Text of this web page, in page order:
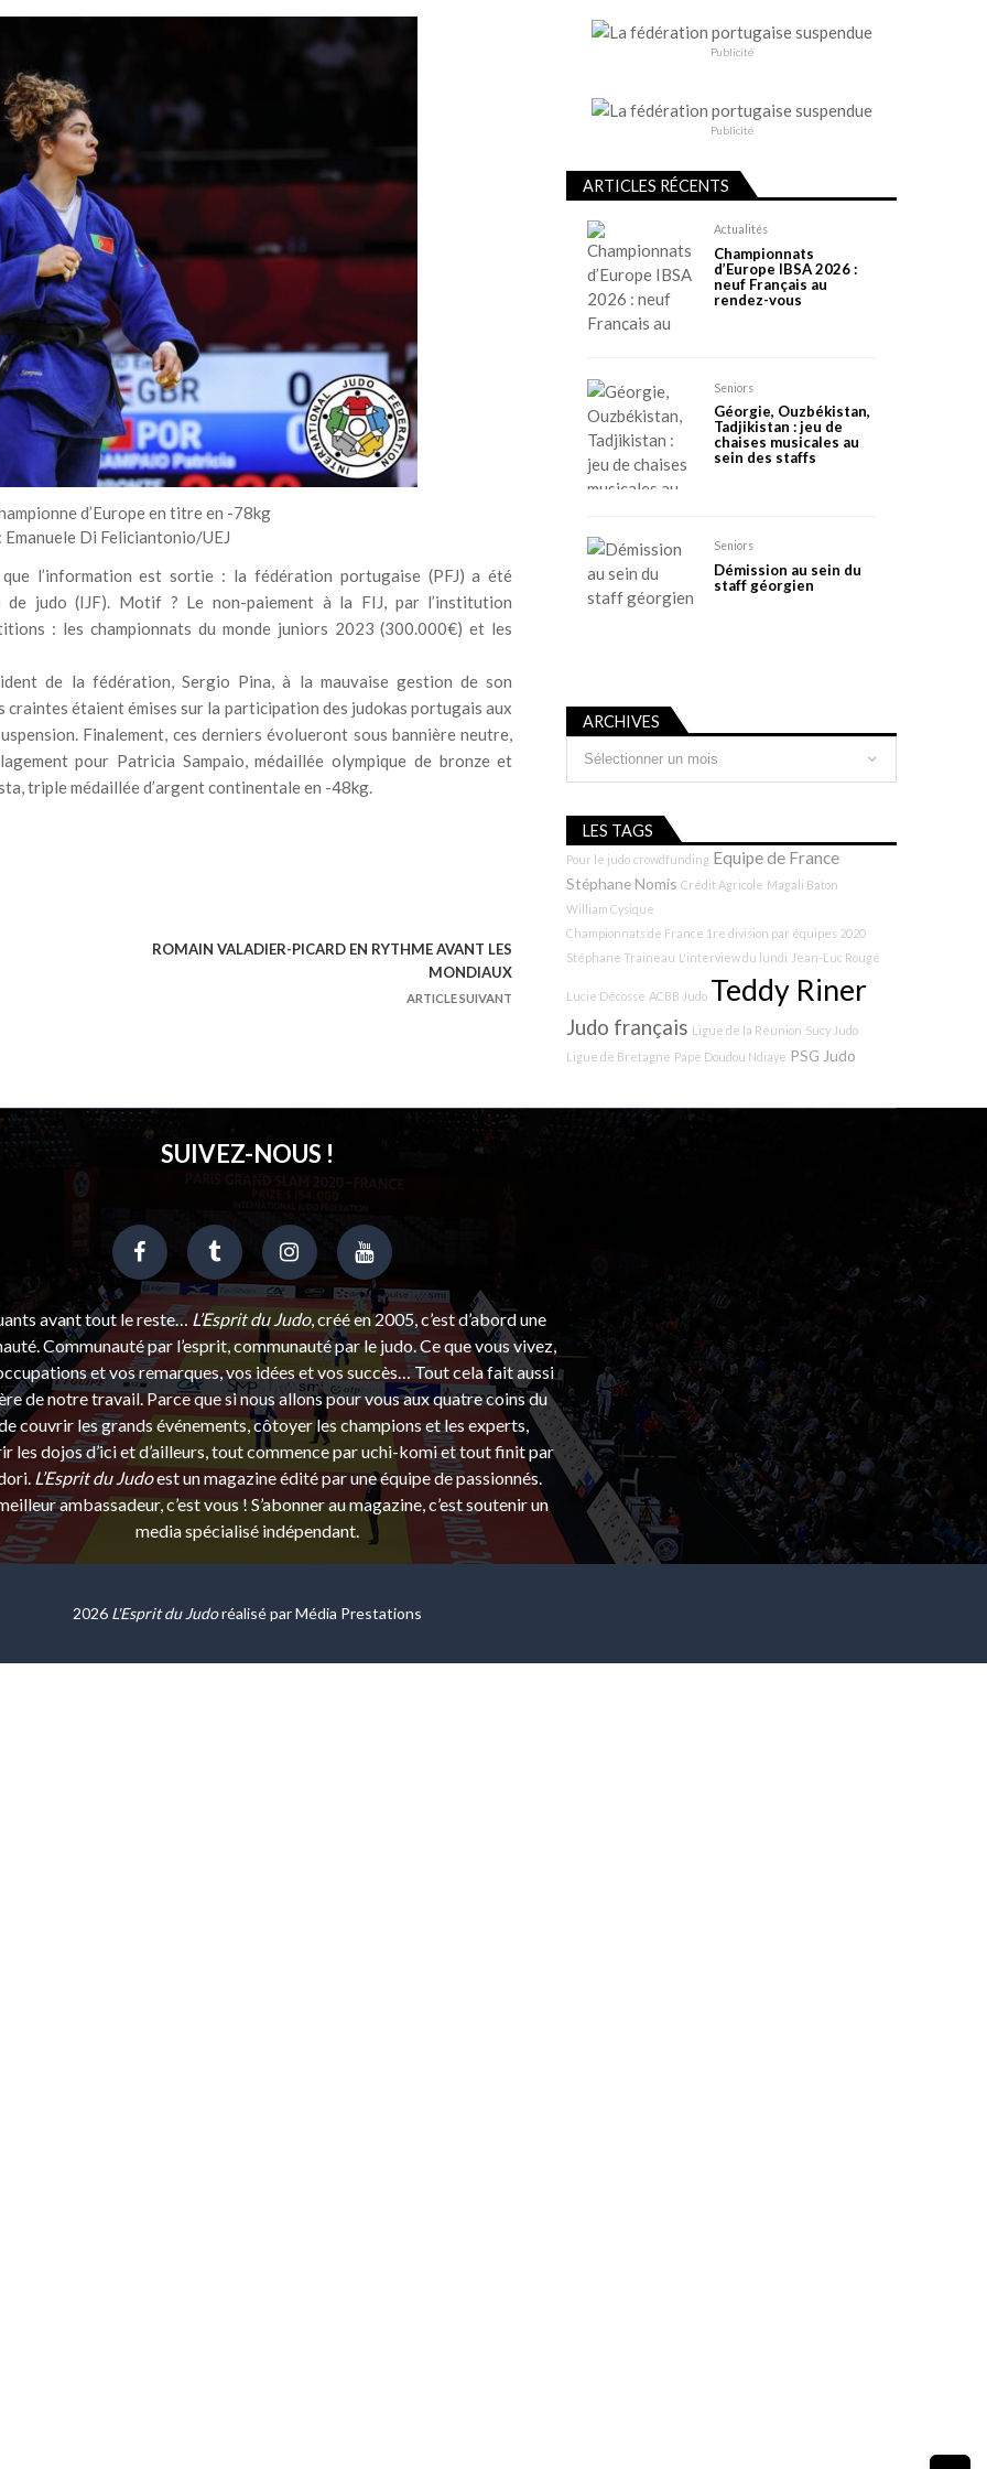
d’Europe en titre en -78kg
Di Feliciantonio/UEJ
l’information est sortie : la fédération portugaise (PFJ) a été
judo (IJF). Motif ? Le non-paiement à la FIJ, par l’institution
: les championnats du monde juniors 2023 (300.000€) et les
de la fédération, Sergio Pina, à la mauvaise gestion de son
craintes étaient émises sur la participation des judokas portugais aux
Finalement, ces derniers évolueront sous bannière neutre,
pour Patricia Sampaio, médaillée olympique de bronze et
triple médaillée d’argent continentale en -48kg.
ROMAIN VALADIER-PICARD EN RYTHME AVANT LES
MONDIAUX
ARTICLE SUIVANT
Publicité
Publicité
ARTICLES RÉCENTS
Actualités
Championnats
d’Europe IBSA 2026 :
neuf Français au
rendez-vous
Seniors
Géorgie, Ouzbékistan,
Tadjikistan : jeu de
chaises musicales au
sein des staffs
Seniors
Démission au sein du
staff géorgien
ARCHIVES
LES TAGS
Pour le judo crowdfunding Equipe de France
Stéphane Nomis Crédit Agricole Magali Baton
William Cysique
Championnats de France 1re division par équipes 2020
Stéphane Traineau L'interview du lundi Jean-Luc Rougé
Lucie Décosse ACBB Judo Teddy Riner
Judo français Ligue de la Réunion Sucy Judo
Ligue de Bretagne Pape Doudou Ndiaye PSG Judo
SUIVEZ-NOUS !
avant tout le reste… L’Esprit du Judo, créé en 2005, c’est d’abord une
Communauté par l’esprit, communauté par le judo. Ce que vous vivez,
et vos remarques, vos idées et vos succès… Tout cela fait aussi
de notre travail. Parce que si nous allons pour vous aux quatre coins du
couvrir les grands événements, côtoyer les champions et les experts,
les dojos d’ici et d’ailleurs, tout commence par uchi-komi et tout finit par
L’Esprit du Judoest un magazine édité par une équipe de passionnés.
ambassadeur, c’est vous ! S’abonner au magazine, c’est soutenir un
media spécialisé indépendant.
2026 L'Esprit du Judoréalisé parMédia Prestations